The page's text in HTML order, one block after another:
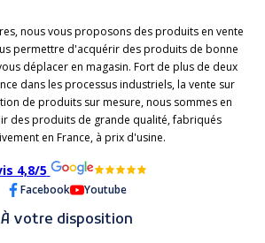
nous vous proposons des produits en vente
permettre d'acquérir des produits de bonne
déplacer en magasin. Fort de plus de deux
dans les processus industriels, la vente sur
de produits sur mesure, nous sommes en
des produits de grande qualité, fabriqués
en France, à prix d'usine.
4,8/5
Facebook Youtube
À votre disposition